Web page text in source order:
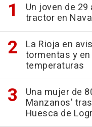
Un joven de
tractor en
La Rioja en
tormentas y
temperaturas
Una mujer de
Manzanos'
Huesca de